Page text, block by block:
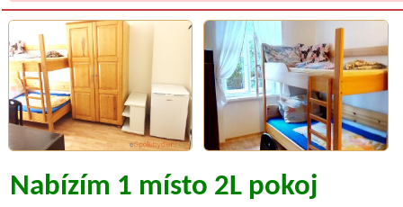
Nabízím 1 místo 2L pokoj